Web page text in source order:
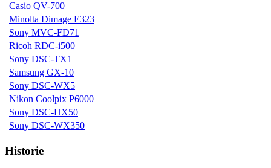
Casio QV-700
Minolta Dimage E323
Sony MVC-FD71
Ricoh RDC-i500
Sony DSC-TX1
Samsung GX-10
Sony DSC-WX5
Nikon Coolpix P6000
Sony DSC-HX50
Sony DSC-WX350
Historie